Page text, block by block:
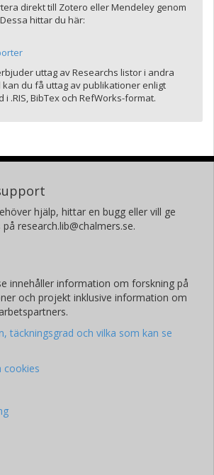
direkt till Zotero eller Mendeley genom
hittar du här:
uttag av Researchs listor i andra
du få uttag av publikationer enligt
.RIS, BibTex och RefWorks-format.
hjälp, hittar en bugg eller vill ge
research.lib@chalmers.se.
innehåller information om forskning på
och projekt inklusive information om
täckningsgrad och vilka som kan se
cookies